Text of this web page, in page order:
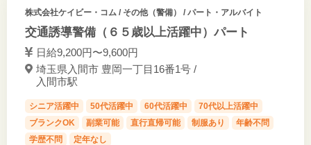
株式会社ケイビー・コム / その他（警備） / パート・アルバイト
交通誘導警備（６５歳以上活躍中）パート
日給9,200円〜9,600円
埼玉県入間市 豊岡一丁目16番1号 /
入間市駅
シニア活躍中 50代活躍中 60代活躍中
70代以上活躍中
ブランクOK
副業可能 直行直帰可能 制服あり
年齢不問
学歴不問
定年なし